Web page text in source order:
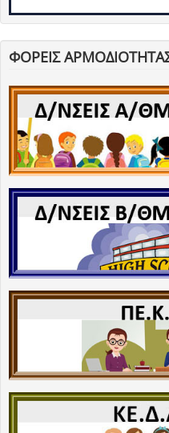
ΦΟΡΕΙΣ